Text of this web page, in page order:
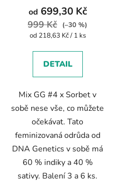
od 699,30 Kč
999 Kč
(–30 %)
Měrná
od 218,63 Kč / 1 ks
DETAIL
Mix GG #4 x Sorbet v
sobě nese vše, co můžete
očekávat. Tato
feminizovaná odrůda od
DNA Genetics v sobě má
60 % indiky a 40 %
sativy. Balení 3 a 6 ks.